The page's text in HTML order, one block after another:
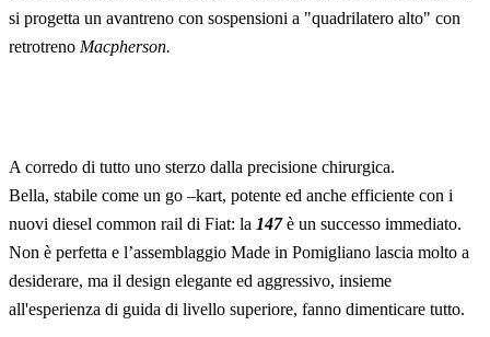
si progetta un avantreno con sospensioni a "quadrilatero alto" con
retrotreno Macpherson.
A corredo di tutto uno sterzo dalla precisione chirurgica.
Bella, stabile come un go –kart, potente ed anche efficiente con i
nuovi diesel common rail di Fiat: la 147è un successo immediato.
Non è perfetta e l’assemblaggio Made in Pomigliano lascia molto a
desiderare, ma il design elegante ed aggressivo, insieme
all'esperienza di guida di livello superiore, fanno dimenticare tutto.